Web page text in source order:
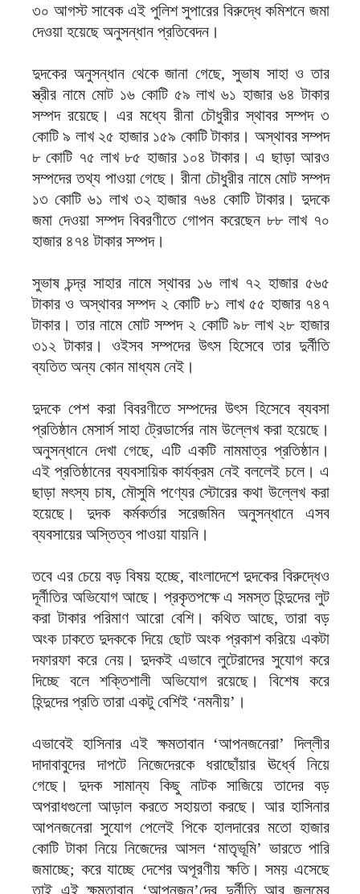
৩০ আগস্ট সাবেক এই পুলিশ সুপারের বিরুদ্ধে কমিশনে জমা
দেওয়া হয়েছে অনুসন্ধান প্রতিবেদন।
দুদকের অনুসন্ধান থেকে জানা গেছে, সুভাষ সাহা ও তার
স্ত্রীর নামে মোট ১৬ কোটি ৫৯ লাখ ৬১ হাজার ৬৪ টাকার
সম্পদ রয়েছে। এর মধ্যে রীনা চৌধুরীর স্থাবর সম্পদ ৩
কোটি ৯ লাখ ২৫ হাজার ১৫৯ কোটি টাকার। অস্থাবর সম্পদ
৮ কোটি ৭৫ লাখ ৮৫ হাজার ১০৪ টাকার। এ ছাড়া আরও
সম্পদের তথ্য পাওয়া গেছে। রীনা চৌধুরীর নামে মোট সম্পদ
১৩ কোটি ৬১ লাখ ৩২ হাজার ৭৬৪ কোটি টাকার। দুদকে
জমা দেওয়া সম্পদ বিবরণীতে গোপন করেছেন ৮৮ লাখ ৭০
হাজার ৪৭৪ টাকার সম্পদ।
সুভাষ চন্দ্র সাহার নামে স্থাবর ১৬ লাখ ৭২ হাজার ৫৬৫
টাকার ও অস্থাবর সম্পদ ২ কোটি ৮১ লাখ ৫৫ হাজার ৭৪৭
টাকার। তার নামে মোট সম্পদ ২ কোটি ৯৮ লাখ ২৮ হাজার
৩১২ টাকার। ওইসব সম্পদের উৎস হিসেবে তার দুর্নীতি
ব্যতিত অন্য কোন মাধ্যম নেই।
দুদকে পেশ করা বিবরণীতে সম্পদের উৎস হিসেবে ব্যবসা
প্রতিষ্ঠান মেসার্স সাহা ট্রেডার্সের নাম উল্লেখ করা হয়েছে।
অনুসন্ধানে দেখা গেছে, এটি একটি নামমাত্র প্রতিষ্ঠান।
এই প্রতিষ্ঠানের ব্যবসায়িক কার্যক্রম নেই বললেই চলে। এ
ছাড়া মৎস্য চাষ, মৌসুমি পণ্যের স্টোরের কথা উল্লেখ করা
হয়েছে। দুদক কর্মকর্তার সরেজমিন অনুসন্ধানে এসব
ব্যবসায়ের অস্তিত্ব পাওয়া যায়নি।
তবে এর চেয়ে বড় বিষয় হচ্ছে, বাংলাদেশে দুদকের বিরুদ্ধেও
দূর্নীতির অভিযোগ আছে। প্রকৃতপক্ষে এ সমস্ত হিন্দুদের লুট
করা টাকার পরিমাণ আরো বেশি। কথিত আছে, তারা বড়
অংক ঢাকতে দুদককে দিয়ে ছোট অংক প্রকাশ করিয়ে একটা
দফারফা করে নেয়। দুদকই এভাবে লুটেরাদের সুযোগ করে
দিচ্ছে বলে শক্তিশালী অভিযোগ রয়েছে। বিশেষ করে
হিন্দুদের প্রতি তারা একটু বেশিই ‘নমনীয়’।
এভাবেই হাসিনার এই ক্ষমতাবান ‘আপনজনেরা’ দিল্লীর
দাদাবাবুদের দাপটে নিজেদেরকে ধরাছোঁয়ার ঊর্ধ্বে নিয়ে
গেছে। দুদক সামান্য কিছু নাটক সাজিয়ে তাদের বড়
অপরাধগুলো আড়াল করতে সহায়তা করছে। আর হাসিনার
আপনজনেরা সুযোগ পেলেই পিকে হালদারের মতো হাজার
কোটি টাকা নিয়ে নিজেদের আসল ‘মাতৃভূমি’ ভারতে পারি
জমাচ্ছে; করে যাচ্ছে দেশের অপূরণীয় ক্ষতি। সময় এসেছে
তাই এই ক্ষমতাবান ‘আপনজন’দের দুর্নীতি আর জুলুমের